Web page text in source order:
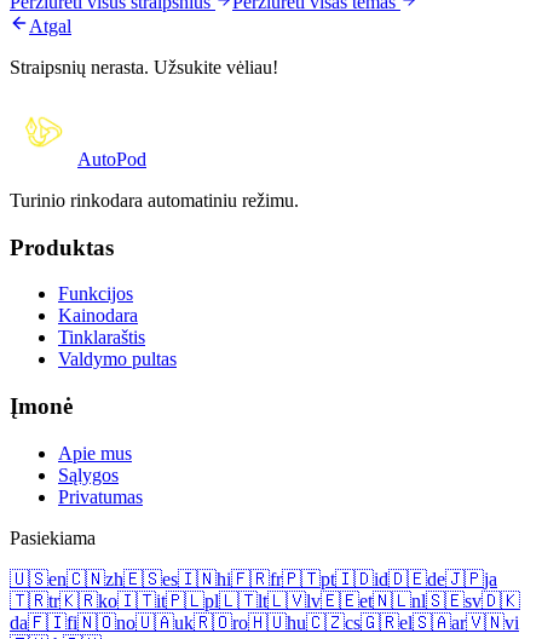
Atgal
Straipsnių nerasta. Užsukite vėliau!
AutoPod
Turinio rinkodara automatiniu režimu.
Produktas
Funkcijos
Kainodara
Tinklaraštis
Valdymo pultas
Įmonė
Apie mus
Sąlygos
Privatumas
Pasiekiama
🇺🇸en🇨🇳zh🇪🇸es🇮🇳hi🇫🇷fr🇵🇹pt🇮🇩id🇩🇪de🇯🇵ja
🇹🇷tr🇰🇷ko🇮🇹it🇵🇱pl🇱🇹lt🇱🇻lv🇪🇪et🇳🇱nl🇸🇪sv🇩🇰
da🇫🇮fi🇳🇴no🇺🇦uk🇷🇴ro🇭🇺hu🇨🇿cs🇬🇷el🇸🇦ar🇻🇳vi